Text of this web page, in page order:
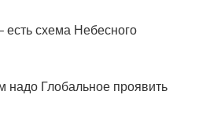
есть схема Небесного
надо Глобальное проявить